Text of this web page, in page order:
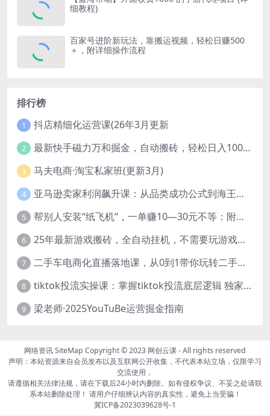
细教程)
百家号进阶新玩法，靠搬运视频，轻松日赚500
＋，附详细操作流程
排行榜
1 抖店精细化运营课(26年3月更新
2 最新快手磁力万和掘金，自动搬砖，轻松日入100-200，操作简单
3 马夫电商·淘宝私家班(更新3月)
4 亚马逊卖家利润飙升课：从品类成功公式到海王打法，让每个SKU都成爆款一路飙升(更新26年3月
5 帮别人安装“纸飞机“，一单赚10—30元不等：附：免费节点
6 25年最新游戏搬砖，全自动挂机，不需要玩游戏，单手机操作日入300+
7 二手车电商化直播落地课，从0到1带你玩转二手车直播
8 tiktok投流实操课：掌握tiktok投流底层逻辑 独家TK投流玩法
9 梁老师·2025YouTuBe运营掘金指南
网络资讯SiteMap Copyright © 2023 网创云课- All rights reserved
声明：本站资源来自会员发布以及互联网公开收集，不代表本站立场，仅限学习
交流使用，
请遵循相关法律法规，请在下载后24小时内删除。如有侵权争议、不妥之处请联
系本站删除处理！ 请用户仔细辨认内容的真实性，避免上当受骗！
冀ICP备2023039628号-1